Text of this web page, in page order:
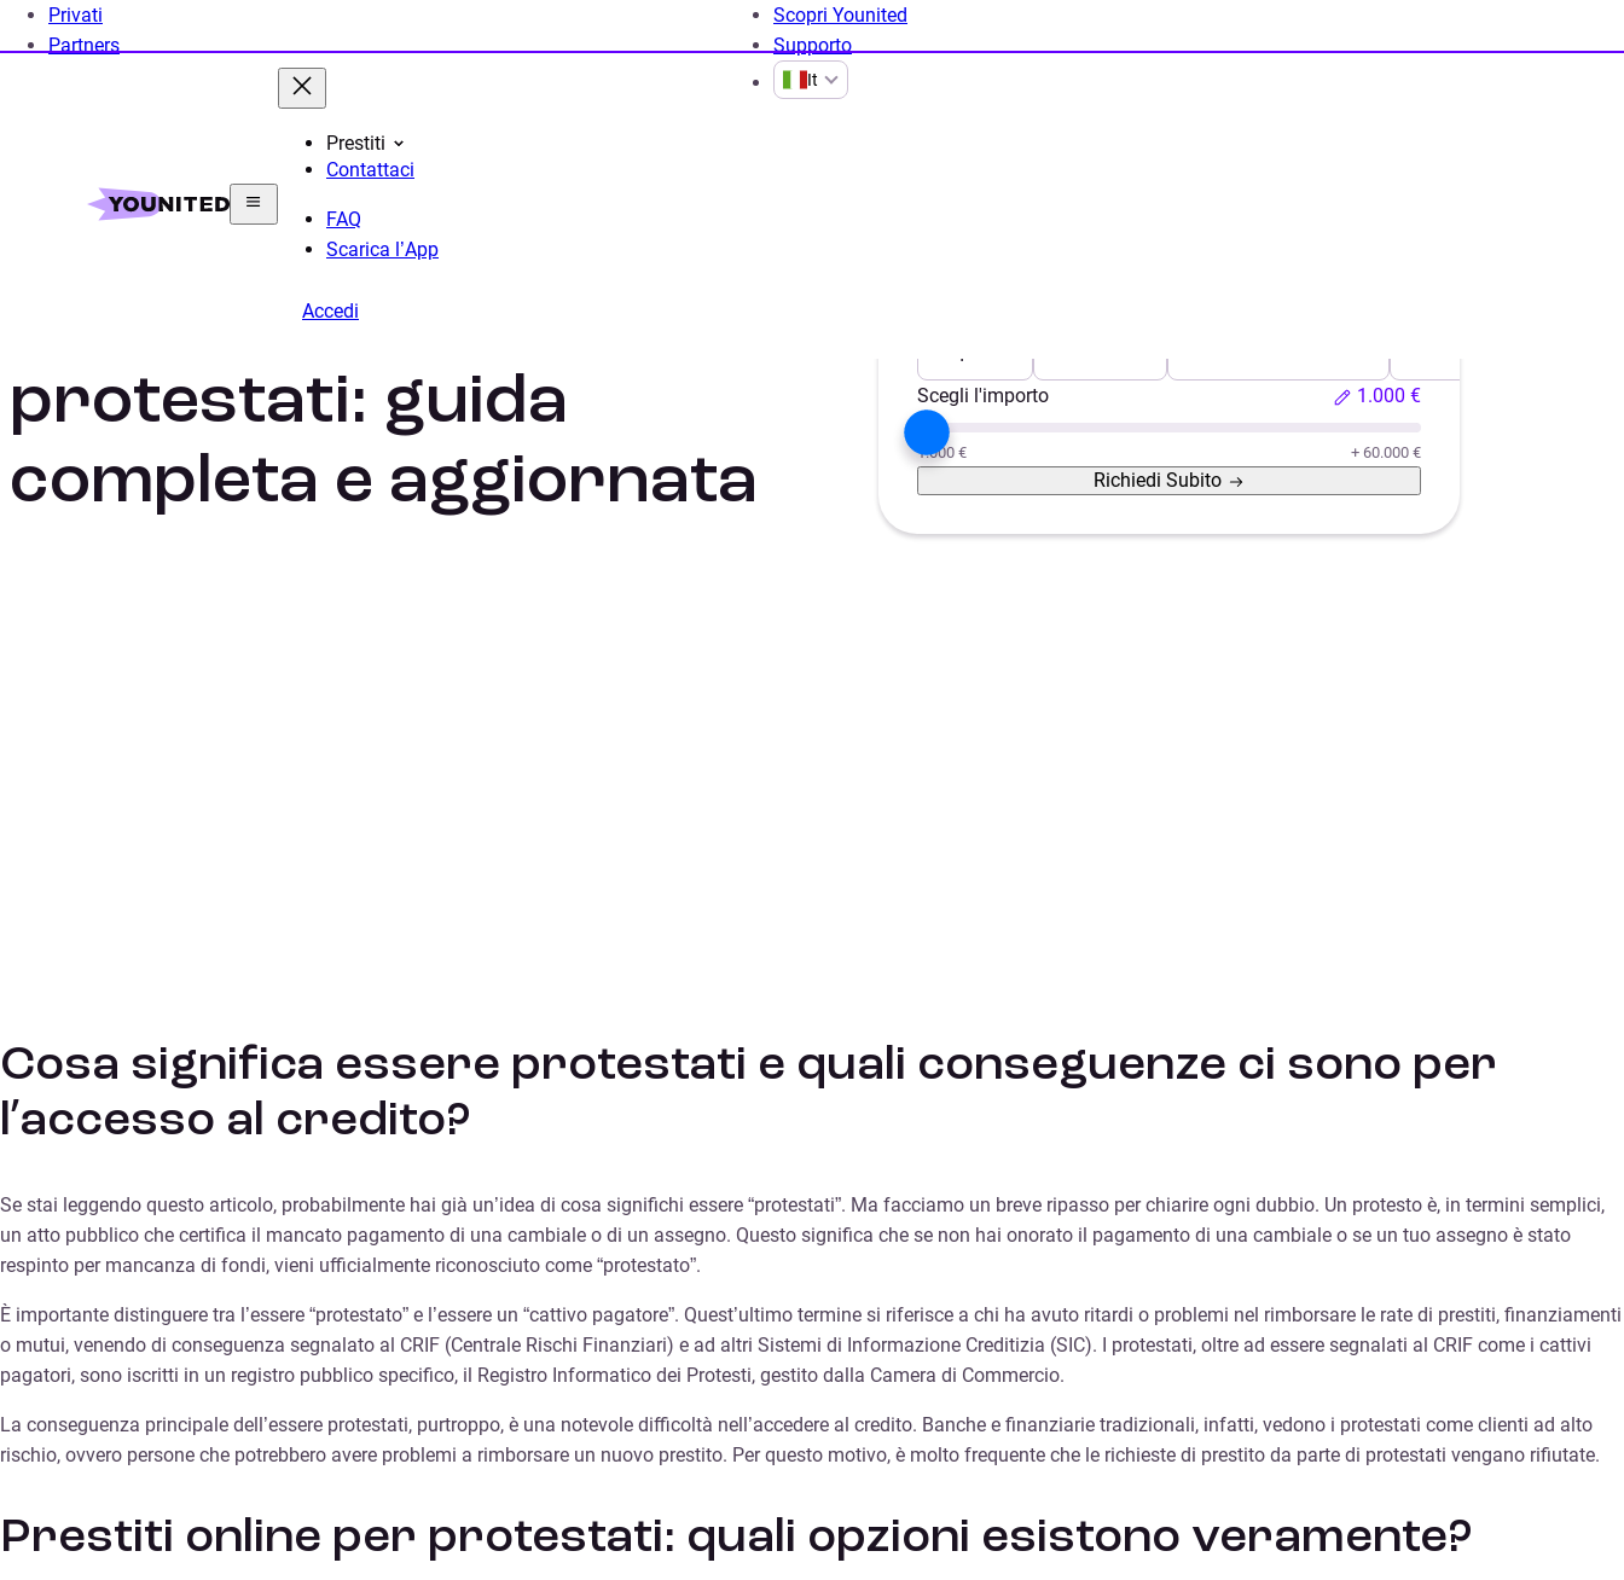
Privati
Partners
Scopri Younited
Supporto
It
Prestiti
Contattaci
FAQ
Scarica l’App
Accedi
Prestito Personale Guide al Prestito Online
Prestiti online per
protestati: guida
completa e aggiornata
Scegli l'importo
1.000 €
1.000 € + 60.000 €
Richiedi Subito
Cosa significa essere protestati e quali conseguenze ci sono per
l’accesso al credito?
Se stai leggendo questo articolo, probabilmente hai già un’idea di cosa significhi essere “protestati”. Ma facciamo un breve ripasso per chiarire ogni dubbio. Un protesto è, in termini semplici,
un atto pubblico che certifica il mancato pagamento di una cambiale o di un assegno. Questo significa che se non hai onorato il pagamento di una cambiale o se un tuo assegno è stato
respinto per mancanza di fondi, vieni ufficialmente riconosciuto come “protestato”.
È importante distinguere tra l’essere “protestato” e l’essere un “cattivo pagatore”. Quest’ultimo termine si riferisce a chi ha avuto ritardi o problemi nel rimborsare le rate di prestiti, finanziamenti
o mutui, venendo di conseguenza segnalato al CRIF (Centrale Rischi Finanziari) e ad altri Sistemi di Informazione Creditizia (SIC). I protestati, oltre ad essere segnalati al CRIF come i cattivi
pagatori, sono iscritti in un registro pubblico specifico, il Registro Informatico dei Protesti, gestito dalla Camera di Commercio.
La conseguenza principale dell’essere protestati, purtroppo, è una notevole difficoltà nell’accedere al credito. Banche e finanziarie tradizionali, infatti, vedono i protestati come clienti ad alto
rischio, ovvero persone che potrebbero avere problemi a rimborsare un nuovo prestito. Per questo motivo, è molto frequente che le richieste di prestito da parte di protestati vengano rifiutate.
Prestiti online per protestati: quali opzioni esistono veramente?